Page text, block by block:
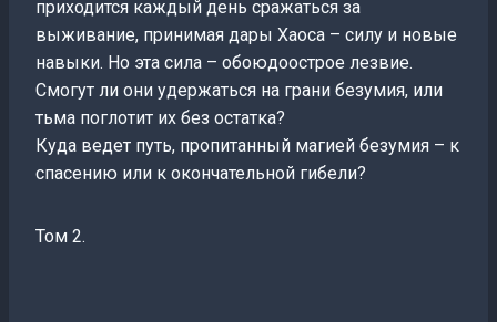
приходится каждый день сражаться за
выживание, принимая дары Хаоса – силу и новые
навыки. Но эта сила – обоюдоострое лезвие.
Смогут ли они удержаться на грани безумия, или
тьма поглотит их без остатка?
Куда ведет путь, пропитанный магией безумия – к
спасению или к окончательной гибели?
Том 2.